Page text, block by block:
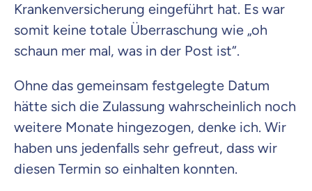
Krankenversicherung eingeführt hat. Es war
somit keine totale Überraschung wie „oh
schaun mer mal, was in der Post ist“.
Ohne das gemeinsam festgelegte Datum
hätte sich die Zulassung wahrscheinlich noch
weitere Monate hingezogen, denke ich. Wir
haben uns jedenfalls sehr gefreut, dass wir
diesen Termin so einhalten konnten.